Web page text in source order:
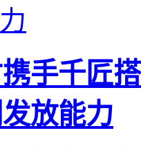
手千匠
放能力